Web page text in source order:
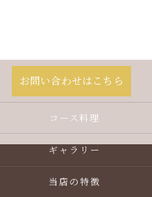
お問い合わせはこちら
コース料理
ギャラリー
当店の特徴